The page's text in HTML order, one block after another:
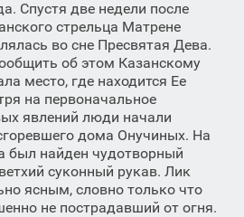
Спустя две недели после
стрельца Матрене
во сне Пресвятая Дева.
об этом Казанскому
место, где находится Ее
на первоначальное
явлений люди начали
дома Онучиных. На
был найден чудотворный
суконный рукав. Лик
ясным, словно только что
не пострадавший от огня.